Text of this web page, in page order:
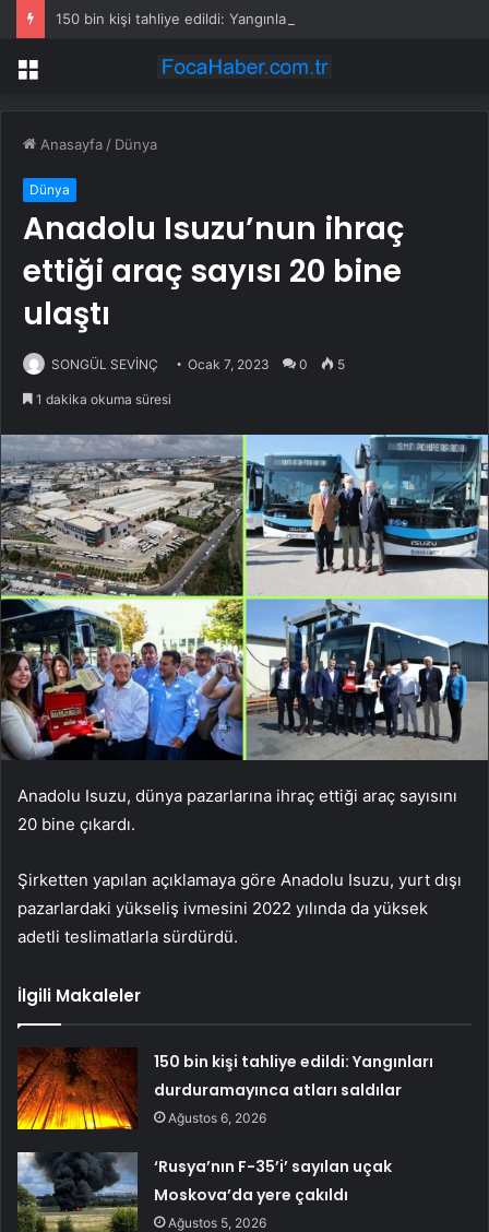
Menü
Anasayfa / Dünya
Dünya
Anadolu Isuzu’nun ihraç
ettiği araç sayısı 20 bine
ulaştı
SONGÜL SEVİNÇ Ocak 7, 2023 0 5
1 dakika okuma süresi
Anadolu Isuzu, dünya pazarlarına ihraç ettiği araç sayısını
20 bine çıkardı.
Şirketten yapılan açıklamaya göre Anadolu Isuzu, yurt dışı
pazarlardaki yükseliş ivmesini 2022 yılında da yüksek
adetli teslimatlarla sürdürdü.
İlgili Makaleler
150 bin kişi tahliye edildi: Yangınları
durduramayınca atları saldılar
Ağustos 6, 2026
‘Rusya’nın F-35’i’ sayılan uçak
Moskova’da yere çakıldı
Ağustos 5, 2026